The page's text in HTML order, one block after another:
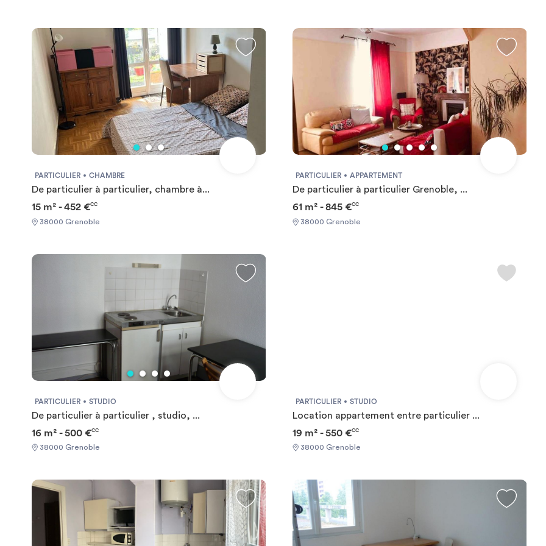
de Belledonne, Chartreuse et du Vercors - Déguster la
gastronomie locale - Aller dévaler les pistes des
nombreuses stations de sport d'hiver situées à proximité
de Grenoble (on a un tarif exclusif pour l'Alpe du Grand
Serre pour nos étudiants !)
pour cette résidence. Le confort est également au
des consommations d’eau et de chauffage incluses dans
les charges. L’accès des non-étudiants à la résidence est
limité et soumis à conditions.
PARTICULIER CHAMBRE
De particulier à particulier, chambre à...
15 m² - 452 €CC
38000 Grenoble
PARTICULIER APPARTEMENT
De particulier à particulier Grenoble, ...
61 m² - 845 €CC
38000 Grenoble
PARTICULIER STUDIO
De particulier à particulier , studio, ...
16 m² - 500 €CC
38000 Grenoble
PARTICULIER STUDIO
Location appartement entre particulier ...
19 m² - 550 €CC
38000 Grenoble